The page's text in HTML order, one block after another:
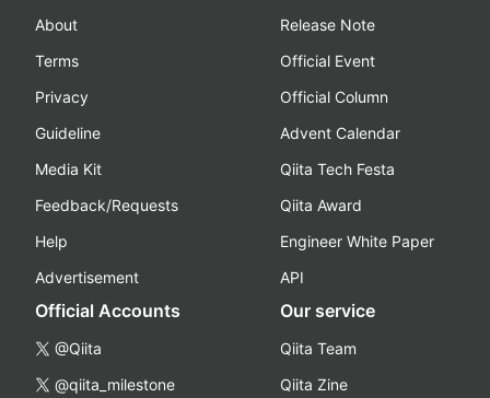
About
Terms
Privacy
Guideline
Media Kit
Feedback/Requests
Help
Advertisement
Release Note
Official Event
Official Column
Advent Calendar
Qiita Tech Festa
Qiita Award
Engineer White Paper
API
Official Accounts
@Qiita
@qiita_milestone
Our service
Qiita Team
Qiita Zine